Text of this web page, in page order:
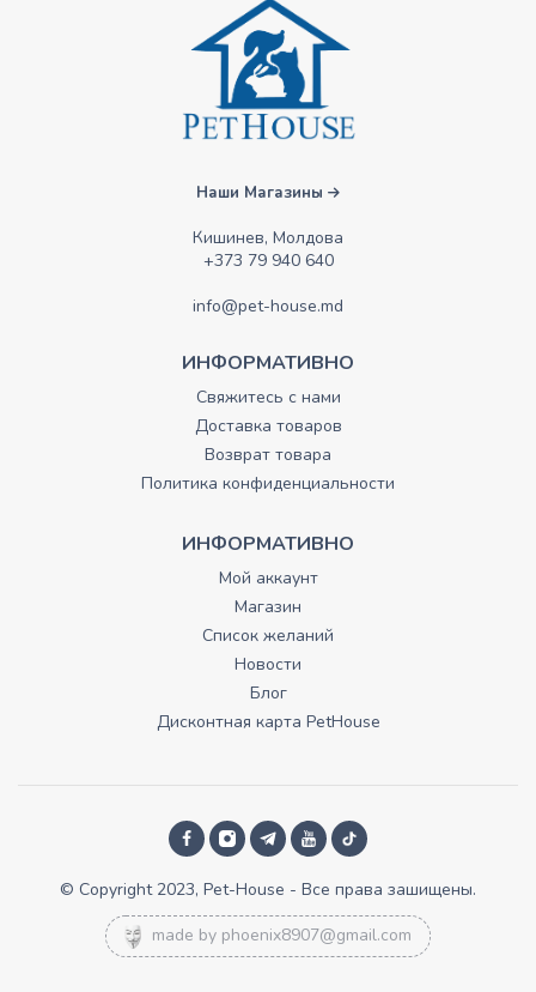
Наши Магазины
Кишинев, Молдова
+373 79 940 640
info@pet-house.md
ИНФОРМАТИВНО
Свяжитесь с нами
Доставка товаров
Возврат товара
Политика конфиденциальности
ИНФОРМАТИВНО
Мой аккаунт
Магазин
Список желаний
Новости
Блог
Дисконтная карта PetHouse
© Copyright 2023, Pet-House - Все права зашищены.
made by phoenix8907@gmail.com